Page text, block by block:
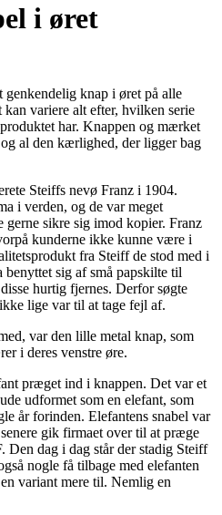
i øret
genkendelig knap i øret på alle
variere alt efter, hvilken serie
har. Knappen og mærket
al den kærlighed, der ligger bag
Steiffs nevø Franz i 1904.
i verden, og de var meget
sikre sig imod kopier. Franz
kunderne ikke kunne være i
fra Steiff de stod med i
sig af små papskilte til
hurtig fjernes. Derfor søgte
lige var til at tage fejl af.
var den lille metal knap, som
i deres venstre øre.
præget ind i knappen. Det var et
udformet som en elefant, som
år forinden. Elefantens snabel var
gik firmaet over til at præge
Den dag i dag står der stadig Steiff
nogle få tilbage med elefanten
variant mere til. Nemlig en